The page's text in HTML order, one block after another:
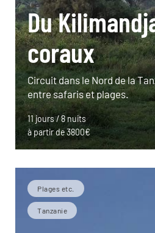
Du
coraux
Circuit dans le Nord de la
entre safaris et plages.
11 jours / 8 nuits
à partir de 3800€
Plages etc.
Tanzanie